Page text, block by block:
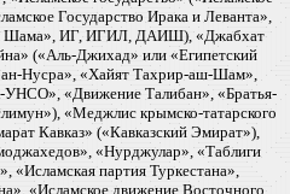
Государство Ирака и Леванта»,
и Шама», ИГ, ИГИЛ, ДАИШ), «Джабхат
(«Аль-Джихад» или «Египетский
Нусра», «Хайят Тахрир-аш-Шам»,
«Движение Талибан», «Братья-
«Меджлис крымско-татарского
Кавказ» («Кавказский Эмират»),
«Нурджулар», «Таблиги
партия Туркестана»,
«Исламское движение Восточного